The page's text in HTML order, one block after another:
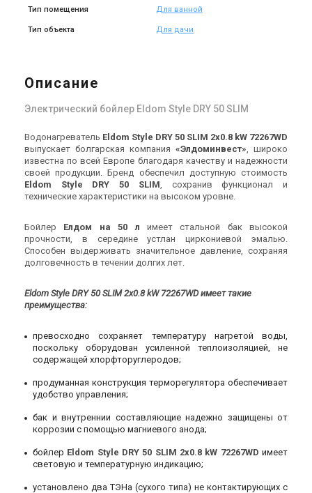
Тип помещения Для ванной
Тип объекта Для дачи
Описание
Электрический бойлер Eldom Style DRY 50 SLIM
Водонагреватель Eldom Style DRY 50 SLIM 2x0.8 kW 72267WD
выпускает болгарская компания «Элдоминвест», широко
известна по всей Европе благодаря качеству и надежности
своей продукции. Бренд обеспечил доступную стоимость
Eldom Style DRY 50 SLIM, сохранив функционал и
технические характеристики на высоком уровне.
Бойлер Елдом на 50 л имеет стальной бак высокой
прочности, в середине устлан циркониевой эмалью.
Способен выдерживать значительное давление, сохраняя
долговечность в течении долгих лет.
Eldom Style DRY 50 SLIM 2x0.8 kW 72267WD имеет такие
преимущества:
превосходно сохраняет температуру нагретой воды,
поскольку оборудован усиленной теплоизоляцией, не
содержащей хлорфторуглеродов;
продуманная конструкция терморегулятора обеспечивает
удобство управления;
бак и внутреннии составляющие надежно защищены от
коррозии с помощью магниевого анода;
бойлер Eldom Style DRY 50 SLIM 2x0.8 kW 72267WD имеет
световую и температурную индикацию;
установлено два ТЭНа (сухого типа) не контактирующих с